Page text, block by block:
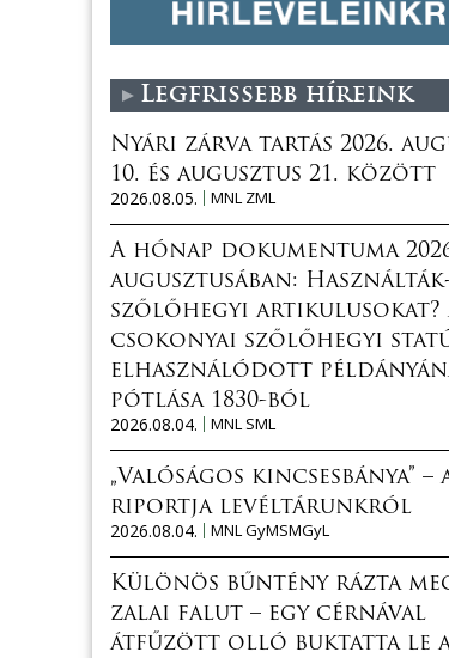
Legfrissebb híreink
Nyári zárva tartás 2026.
10. és augusztus 21. között
2026.08.05.
MNL ZML
A hónap dokumentuma
augusztusában:
szőlőhegyi artikulusokat?
csokonyai szőlőhegyi
elhasználódott
pótlása 1830-ból
2026.08.04.
MNL SML
„Valóságos kincsesbánya” –
riportja levéltárunkról
2026.08.04.
MNL GyMSMGyL
Különös bűntény rázta
zalai falut – egy cérnával
átfűzött olló buktatta le a